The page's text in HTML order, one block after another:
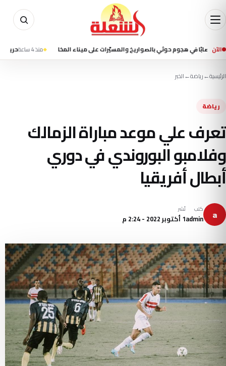
الآن منذ 4 ساعة حريق على متن
الرئيسية←رياضة←الخبر
رياضة
تعرف علي موعد مباراة الزمالك
وفلامبو البوروندي في دوري
أبطال أفريقيا
a كتب
admin
نُشر
1 أكتوبر 2022 - 2:24 م